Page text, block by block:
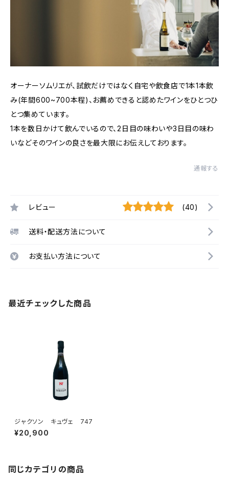
オーナーソムリエが、試飲だけではなく自宅や飲食店で1本1本飲
み(年間600~700本程)、お薦めできると認めたワインをひとつひ
とつ集めています。
1本を数日かけて飲んでいるので、2日目の味わいや3日目の味わ
いなどそのワインの良さを最大限にお伝えしております。
通報する
レビュー (40)
送料・配送方法について
お支払い方法について
最近チェックした商品
ジャクソン キュヴェ 747
¥20,900
同じカテゴリの商品